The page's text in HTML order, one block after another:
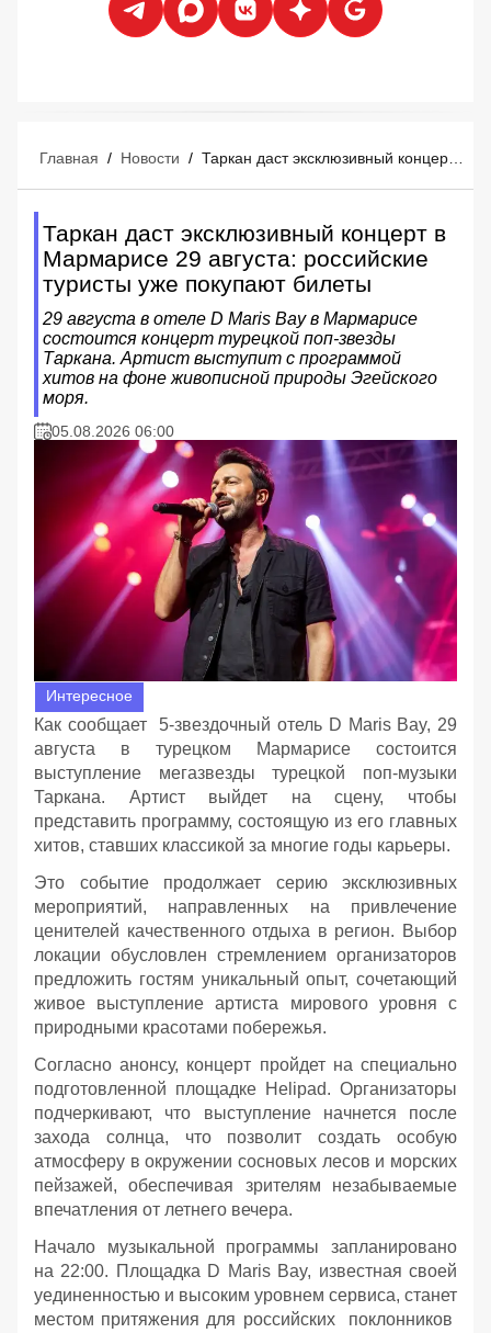
Главная / Новости /
Таркан даст эксклюзивный концерт в
Мармарисе 29 августа: российские
туристы уже покупают билеты
29 августа в отеле D Maris Bay в Мармарисе
состоится концерт турецкой поп-звезды
Таркана. Артист выступит с программой
хитов на фоне живописной природы Эгейского
моря.
05.08.2026 06:00
Интересное
Как сообщает 5-звездочный отель D Maris Bay, 29
августа в турецком Мармарисе состоится
выступление мегазвезды турецкой поп-музыки
Таркана. Артист выйдет на сцену, чтобы
представить программу, состоящую из его главных
хитов, ставших классикой за многие годы карьеры.
Это событие продолжает серию эксклюзивных
мероприятий, направленных на привлечение
ценителей качественного отдыха в регион. Выбор
локации обусловлен стремлением организаторов
предложить гостям уникальный опыт, сочетающий
живое выступление артиста мирового уровня с
природными красотами побережья.
Согласно анонсу, концерт пройдет на специально
подготовленной площадке Helipad. Организаторы
подчеркивают, что выступление начнется после
захода солнца, что позволит создать особую
атмосферу в окружении сосновых лесов и морских
пейзажей, обеспечивая зрителям незабываемые
впечатления от летнего вечера.
Начало музыкальной программы запланировано
на 22:00. Площадка D Maris Bay, известная своей
уединенностью и высоким уровнем сервиса, станет
местом притяжения для российских поклонников